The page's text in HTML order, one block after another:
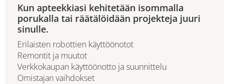
Kun apteekkiasi kehitetään isommalla
porukalla tai räätälöidään projekteja juuri
sinulle.
Erilaisten robottien käyttöönotot
Remontit ja muutot
Verkkokaupan käyttöönotto ja suunnittelu
Omistajan vaihdokset